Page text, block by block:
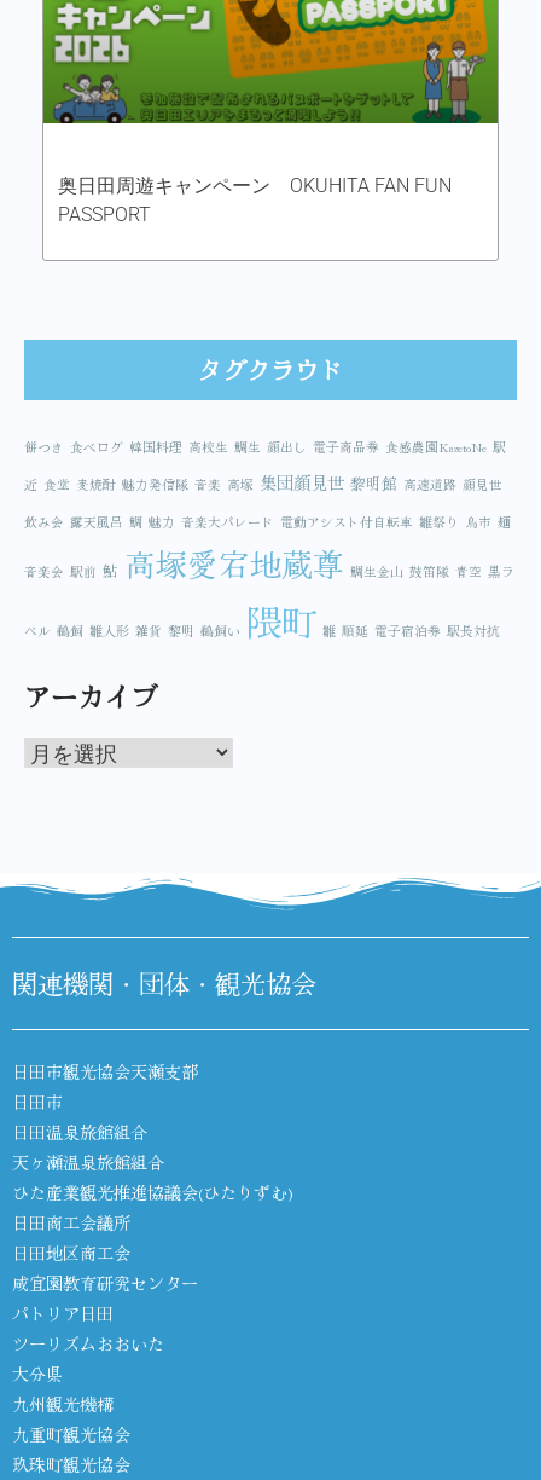
奥日田周遊キャンペーン OKUHITA FAN FUN
PASSPORT
タグクラウド
餅つき 食べログ 韓国料理 高校生 鯛生 顔出し 電子商品券 食感農園KazetoNe 駅
近 食堂 麦焼酎 魅力発信隊 音楽 高塚 集団顔見世 黎明館 高速道路 顔見世
飲み会 露天風呂 鯛 魅力 音楽大パレード 電動アシスト付自転車 雛祭り 鳥市 麺
音楽会 駅前 鮎 高塚愛宕地蔵尊 鯛生金山 鼓笛隊 青空 黒ラ
ベル 鵜飼 雛人形 雑貨 黎明 鵜飼い 隈町 雛 順延 電子宿泊券 駅長対抗
アーカイブ
関連機関・団体・観光協会
日田市観光協会天瀬支部
日田市
日田温泉旅館組合
天ヶ瀬温泉旅館組合
ひた産業観光推進協議会(ひたりずむ)
日田商工会議所
日田地区商工会
咸宜園教育研究センター
パトリア日田
ツーリズムおおいた
大分県
九州観光機構
九重町観光協会
玖珠町観光協会